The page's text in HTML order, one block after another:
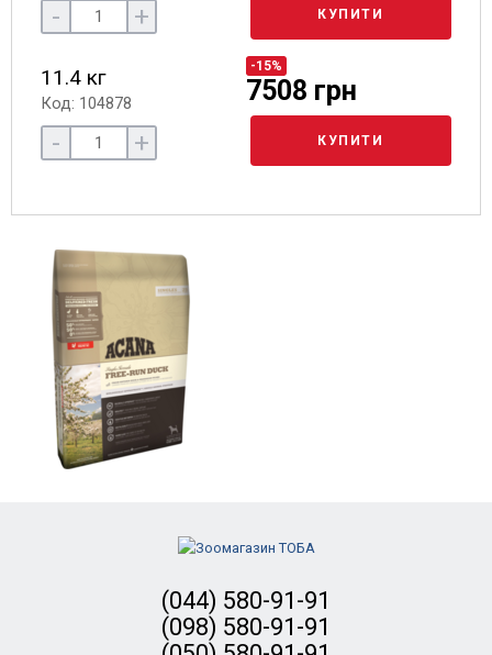
- + КУПИТИ
11.4 кг
Код: 104878
-15%
7508 грн
- + КУПИТИ
(044) 580-91-91
(098) 580-91-91